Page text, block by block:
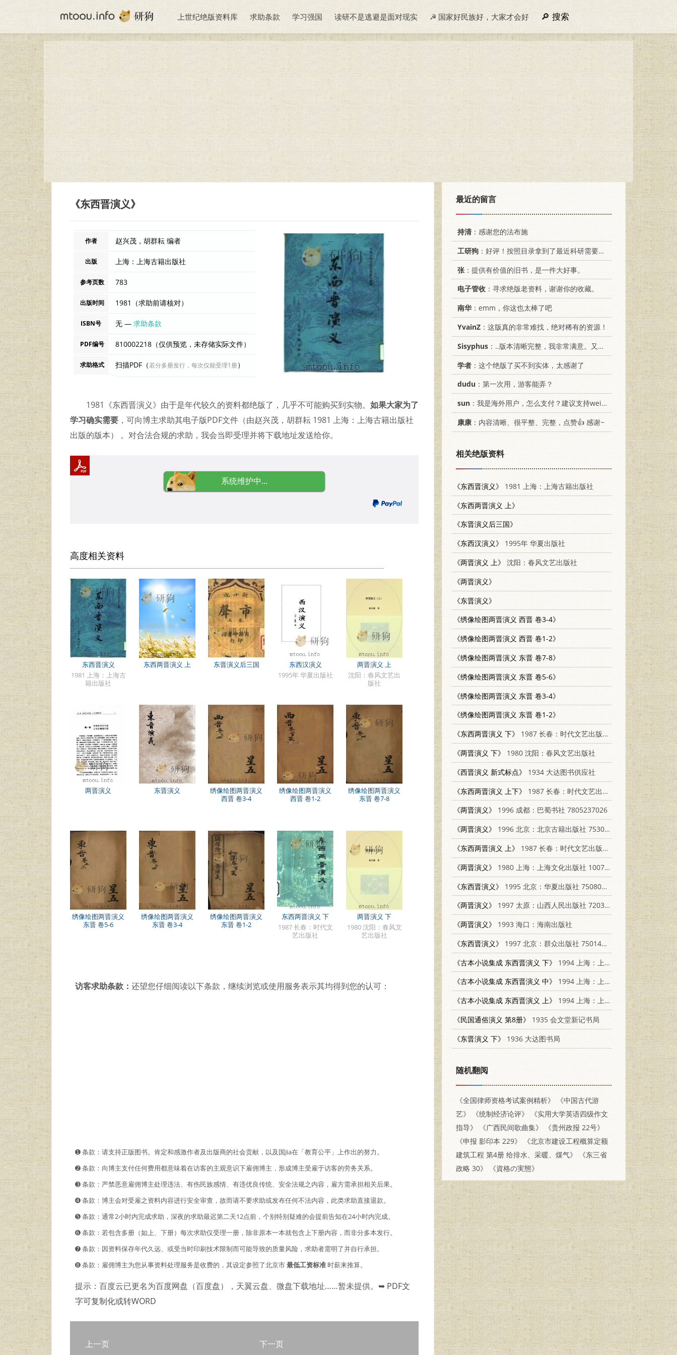
上世纪绝版资料库 求助条款 学习强国 读研不是逃避是面对现实 ☭ 国家好民族好，大家才会好 搜索
《东西晋演义》
作者 赵兴茂，胡群耘 编者
出版 上海：上海古籍出版社
参考页数 783
出版时间 1981（求助前请核对）
ISBN号 无 —求助条款
PDF编号 810002218（仅供预览，未存储实际文件）
求助格式 扫描PDF（若分多册发行，每次仅能受理1册）
1981《东西晋演义》由于是年代较久的资料都绝版了，几乎不可能购买到实物。 如果大家为了
学习确实需要 ，可向博主求助其电子版PDF文件（由赵兴茂，胡群耘 1981 上海：上海古籍出版社
出版的版本） 。对合法合规的求助，我会当即受理并将下载地址发送给你。
系统维护中...
高度相关资料
东西晋演义
1981 上海：上海古
籍出版社
东西两晋演义 上 东晋演义后三国
东西汉演义
1995年 华夏出版社
两晋演义 上
沈阳：春风文艺出
版社
两晋演义 东晋演义
绣像绘图两晋演义
西晋 卷3-4
绣像绘图两晋演义
西晋 卷1-2
绣像绘图两晋演义
东晋 卷7-8
绣像绘图两晋演义
东晋 卷5-6
绣像绘图两晋演义
东晋 卷3-4
绣像绘图两晋演义
东晋 卷1-2
东西两晋演义 下
1987 长春：时代文
艺出版社
两晋演义 下
1980 沈阳：春风文
艺出版社
访客求助条款： 还望您仔细阅读以下条款，继续浏览或使用服务表示其均得到您的认可：
➊️ 条款：请支持正版图书。肯定和感激作者及出版商的社会贡献，以及国Jia在「教育公平」上作出的努力。
➋️️ 条款：向博主支付任何费用都意味着在访客的主观意识下雇佣博主，形成博主受雇于访客的劳务关系。
➌ 条款：严禁恶意雇佣博主处理违法、有伤民族感情、有违优良传统、安全法规之内容，雇方需承担相关后果。
➍ 条款：博主会对受雇之资料内容进行安全审查，故而请不要求助或发布任何不法内容，此类求助直接退款。
➎ 条款：通常2小时内完成求助，深夜的求助最迟第二天12点前，个别特别疑难的会提前告知在24小时内完成。
➏ 条款：若包含多册（如上、下册）每次求助仅受理一册，除非原本一本就包含上下册内容，而非分多本发行。
➐ 条款：因资料保存年代久远、或受当时印刷技术限制而可能导致的质量风险，求助者需明了并自行承担。
➑ 条款：雇佣博主为您从事资料处理服务是收费的，其设定参照了北京市最低工资标准时薪来推算。
提示：百度云已更名为百度网盘（百度盘），天翼云盘、微盘下载地址……暂未提供。 ➥ PDF文
字可复制化或转WORD
上一页 下一页
最近的留言
持清：感谢您的法布施
工研狗 ：好评！按照目录拿到了最近科研需要的材料！
张 ：提供有价值的旧书，是一件大好事。
电子管收 ：寻求绝版老资料，谢谢你的收藏。
南华：emm，你这也太棒了吧
YvainZ ：这版真的非常难找，绝对稀有的资源！
Sisyphus ：..版本清晰完整，我非常满意。又及，这本《话语的真相》...
学者 ：这个绝版了买不到实体，太感谢了
dudu ：第一次用，游客能弄？
sun ：我是海外用户，怎么支付？建议支持weixin支付
康康 ：内容清晰、很平整、完整，点赞👍 感谢~
相关绝版资料
《东西晋演义》
1981 上海：上海古籍出版社
《东西两晋演义 上》
《东晋演义后三国》
《东西汉演义》
1995年 华夏出版社
《两晋演义 上》
沈阳：春风文艺出版社
《两晋演义》
《东晋演义》
《绣像绘图两晋演义 西晋 卷3-4》
《绣像绘图两晋演义 西晋 卷1-2》
《绣像绘图两晋演义 东晋 卷7-8》
《绣像绘图两晋演义 东晋 卷5-6》
《绣像绘图两晋演义 东晋 卷3-4》
《绣像绘图两晋演义 东晋 卷1-2》
《东西两晋演义 下》
1987 长春：时代文艺出版社 7538700307
《两晋演义 下》
1980 沈阳：春风文艺出版社
《西晋演义 新式标点》
1934 大达图书供应社
《东西两晋演义 上下》
1987 长春：时代文艺出版社 7538700307
《两晋演义》
1996 成都：巴蜀书社 7805237026
《两晋演义》
1996 北京：北京古籍出版社 7530001175
《东西两晋演义 上》
1987 长春：时代文艺出版社 7538700307
《两晋演义》
1980 上海：上海文化出版社 10077·3004
《东西晋演义》
1995 北京：华夏出版社 7508008235
《两晋演义》
1997 太原：山西人民出版社 7203034712
《两晋演义》
1993 海口：海南出版社
《东西晋演义》
1997 北京：群众出版社 7501414718
《古本小说集成 东西晋演义 下》
1994 上海：上海古籍出版社 753251014X
《古本小说集成 东西晋演义 中》
1994 上海：上海古籍出版社 753251014X
《古本小说集成 东西晋演义 上》
1994 上海：上海古籍出版社 753251014X
《民国通俗演义 第8册》
1935 会文堂新记书局
《东晋演义 下》
1936 大达图书局
随机翻阅
《全国律师资格考试案例精析》
《中国古代游
艺》
《统制经济论评》
《实用大学英语四级作文
指导》
《广西民间歌曲集》
《贵州政报 22号》
《申报 影印本 229》
《北京市建设工程概算定额
建筑工程 第4册 给排水、采暖、煤气》
《东三省
政略 30》
《資格の実態》